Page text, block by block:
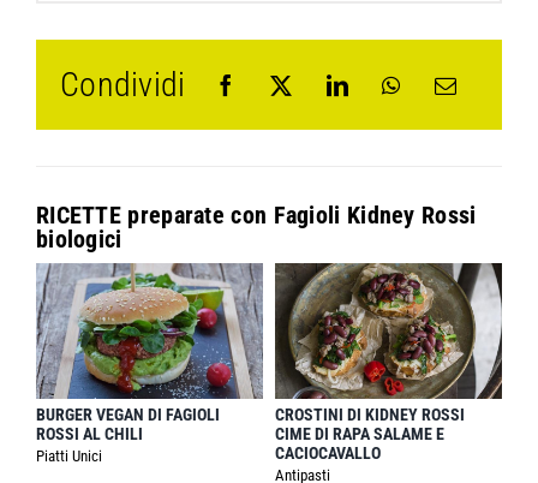
Condividi
RICETTE preparate con Fagioli Kidney Rossi
biologici
BURGER VEGAN DI FAGIOLI
ROSSI AL CHILI
Piatti Unici
CROSTINI DI KIDNEY ROSSI
CIME DI RAPA SALAME E
CACIOCAVALLO
Antipasti